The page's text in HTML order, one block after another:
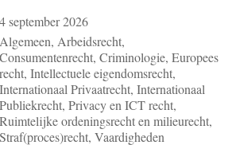
4 september 2026
Algemeen, Arbeidsrecht,
Consumentenrecht, Criminologie, Europees
recht, Intellectuele eigendomsrecht,
Internationaal Privaatrecht, Internationaal
Publiekrecht, Privacy en ICT recht,
Ruimtelijke ordeningsrecht en milieurecht,
Straf(proces)recht, Vaardigheden